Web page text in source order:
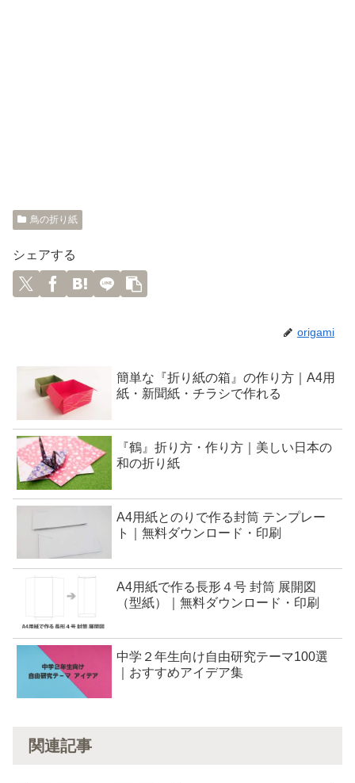
鳥の折り紙
シェアする
origami
簡単な『折り紙の箱』の作り方｜A4用
紙・新聞紙・チラシで作れる
『鶴』折り方・作り方｜美しい日本の
和の折り紙
A4用紙とのりで作る封筒 テンプレー
ト｜無料ダウンロード・印刷
A4用紙で作る長形４号 封筒 展開図
（型紙）｜無料ダウンロード・印刷
中学２年生向け自由研究テーマ100選
｜おすすめアイデア集
関連記事